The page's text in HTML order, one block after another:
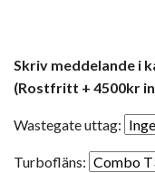
Skriv meddelande i
(Rostfritt + 4500kr
Wastegate uttag:
Turbofläns: